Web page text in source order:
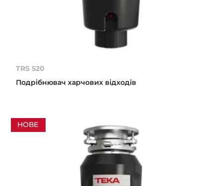
TRS 520
Подрібнювач харчових відходів
НОВЕ